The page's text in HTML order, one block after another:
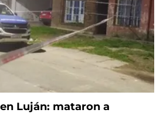
Luján: mataron a